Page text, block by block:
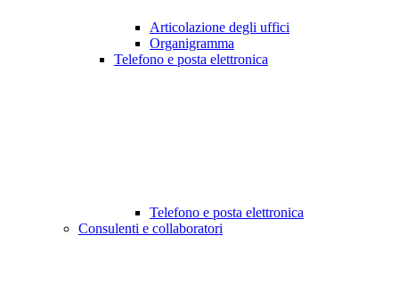
Articolazione degli uffici
Organigramma
Telefono e posta elettronica
Telefono e posta elettronica
Consulenti e collaboratori